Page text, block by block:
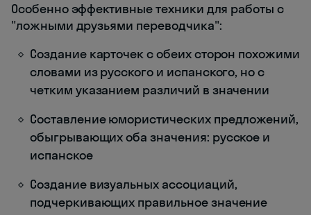
Особенно эффективные техники для работы с
"ложными друзьями переводчика":
Создание карточек с обеих сторон похожими
словами из русского и испанского, но с
четким указанием различий в значении
Составление юмористических предложений,
обыгрывающих оба значения: русское и
испанское
Создание визуальных ассоциаций,
подчеркивающих правильное значение